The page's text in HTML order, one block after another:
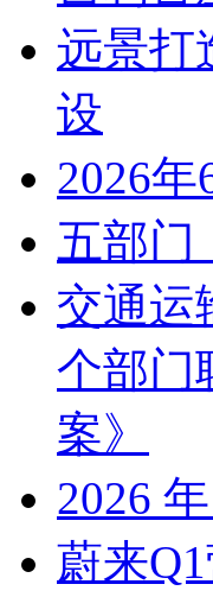
远景打
设
2026
五部门
交通运
个部门
案》
2026
蔚来